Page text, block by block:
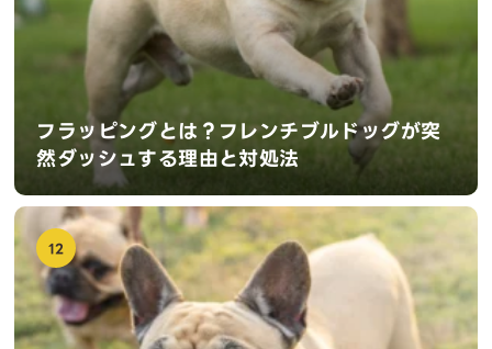
フラッピングとは？フレンチブルドッグが突
然ダッシュする理由と対処法
12